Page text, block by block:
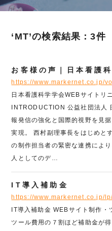
‘MT’の検索結果：3件
お客様の声｜日本看護
https://www.markernet.co.jp/
日本看護科学学会WEBサイトリ
INTRODUCTION 公益社団法人
報発信の強化と国際的視野を見
実現。 西村副理事長をはじめと
の制作担当者の緊密な連携によ
人としてのデ…
IT導入補助金
https://www.markernet.co.jp/
IT導入補助金 WEBサイト制作
ツール費用の７割ほど補助金が